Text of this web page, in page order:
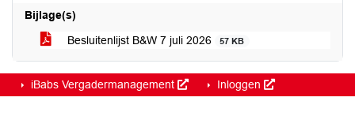
Bijlage(s)
Besluitenlijst B&W 7 juli 2026
57 KB
iBabs Vergadermanagement Inloggen